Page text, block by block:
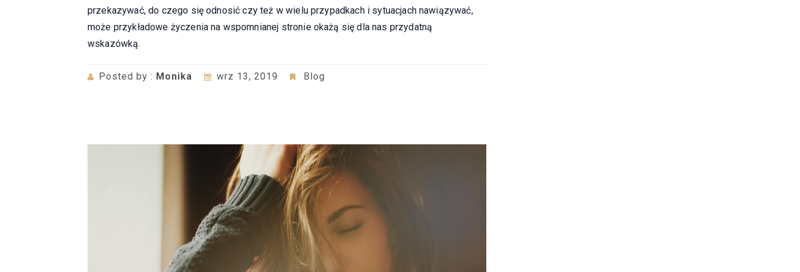
przekazywać, do czego się odnosić czy też w wielu przypadkach i sytuacjach nawiązywać,
może przykładowe życzenia na wspomnianej stronie okażą się dla nas przydatną
wskazówką.
Posted by : Monika wrz 13, 2019 Blog